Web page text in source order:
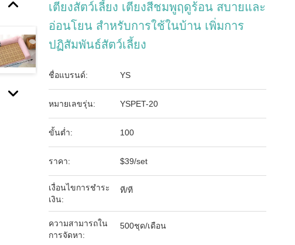
เตียงสัตว์เลี้ยง เตียงสีชมพูฤดูร้อน สบายและ
อ่อนโยน สําหรับการใช้ในบ้าน เพิ่มการ
ปฏิสัมพันธ์สัตว์เลี้ยง
ชื่อแบรนด์: YS
หมายเลขรุ่น: YSPET-20
ขั้นต่ำ: 100
ราคา: $39/set
เงื่อนไขการชำระ
เงิน:
ที/ที
ความสามารถใน
การจัดหา:
500ชุด/เดือน